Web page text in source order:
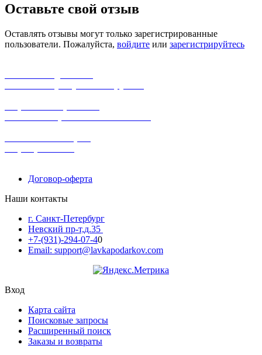
Оставьте свой отзыв
Оставлять отзывы могут только зарегистрированные
пользователи. Пожалуйста, войдите или зарегистрируйтесь
Договор-оферта
Наши контакты
г. Санкт-Петербург
Невский пр-т,д.35
+7-(931)-294-07-40
Email: support@lavkapodarkov.com
Вход
Карта сайта
Поисковые запросы
Расширенный поиск
Заказы и возвраты